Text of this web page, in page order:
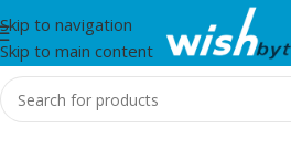
Skip to navigation
Skip to main content
Home/Usb